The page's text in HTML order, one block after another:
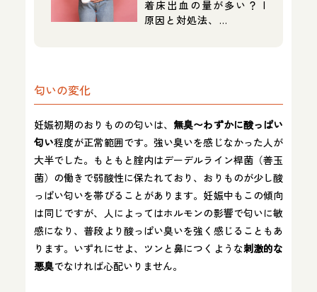
着床出血の量が多い？ |
原因と対処法、…
匂いの変化
妊娠初期のおりものの匂いは、無臭〜わずかに酸っぱい
匂い程度が正常範囲です。強い臭いを感じなかった人が
大半でした。もともと腟内はデーデルライン桿菌（善玉
菌）の働きで弱酸性に保たれており、おりものが少し酸
っぱい匂いを帯びることがあります。妊娠中もこの傾向
は同じですが、人によってはホルモンの影響で匂いに敏
感になり、普段より酸っぱい臭いを強く感じることもあ
ります。いずれにせよ、ツンと鼻につくような刺激的な
悪臭でなければ心配いりません。